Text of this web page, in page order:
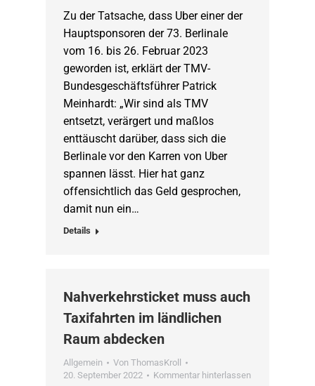
Zu der Tatsache, dass Uber einer der
Hauptsponsoren der 73. Berlinale
vom 16. bis 26. Februar 2023
geworden ist, erklärt der TMV-
Bundesgeschäftsführer Patrick
Meinhardt: „Wir sind als TMV
entsetzt, verärgert und maßlos
enttäuscht darüber, dass sich die
Berlinale vor den Karren von Uber
spannen lässt. Hier hat ganz
offensichtlich das Geld gesprochen,
damit nun ein…
Details
Nahverkehrsticket muss auch
Taxifahrten im ländlichen
Raum abdecken
Allgemein Von ThomasKroll
20. September 2022
Kommentar hinterlassen